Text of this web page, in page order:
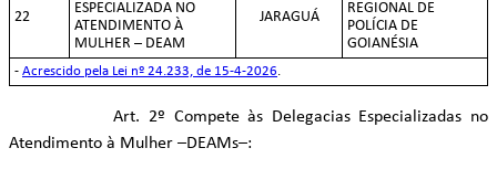
22
ESPECIALIZADA NO
ATENDIMENTO À
MULHER – DEAM
JARAGUÁ
REGIONAL DE
POLÍCIA DE
GOIANÉSIA
- Acrescido pela Lei nº 24.233, de 15-4-2026.
Art. 2º Compete às Delegacias Especializadas no
Atendimento à Mulher –DEAMs–: